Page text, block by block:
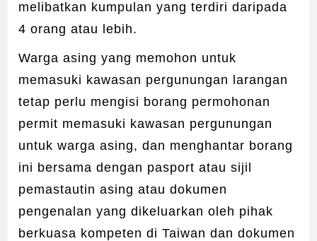
melibatkan kumpulan yang terdiri daripada
4 orang atau lebih.
Warga asing yang memohon untuk
memasuki kawasan pergunungan larangan
tetap perlu mengisi borang permohonan
permit memasuki kawasan pergunungan
untuk warga asing, dan menghantar borang
ini bersama dengan pasport atau sijil
pemastautin asing atau dokumen
pengenalan yang dikeluarkan oleh pihak
berkuasa kompeten di Taiwan dan dokumen